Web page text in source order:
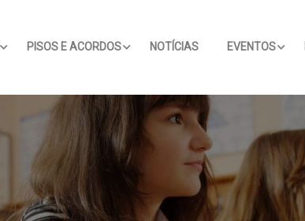
PISOS E ACORDOS NOTÍCIAS EVENTOS